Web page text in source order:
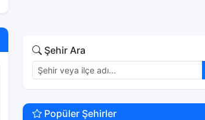
Şehir Ara
Popüler Şehirler